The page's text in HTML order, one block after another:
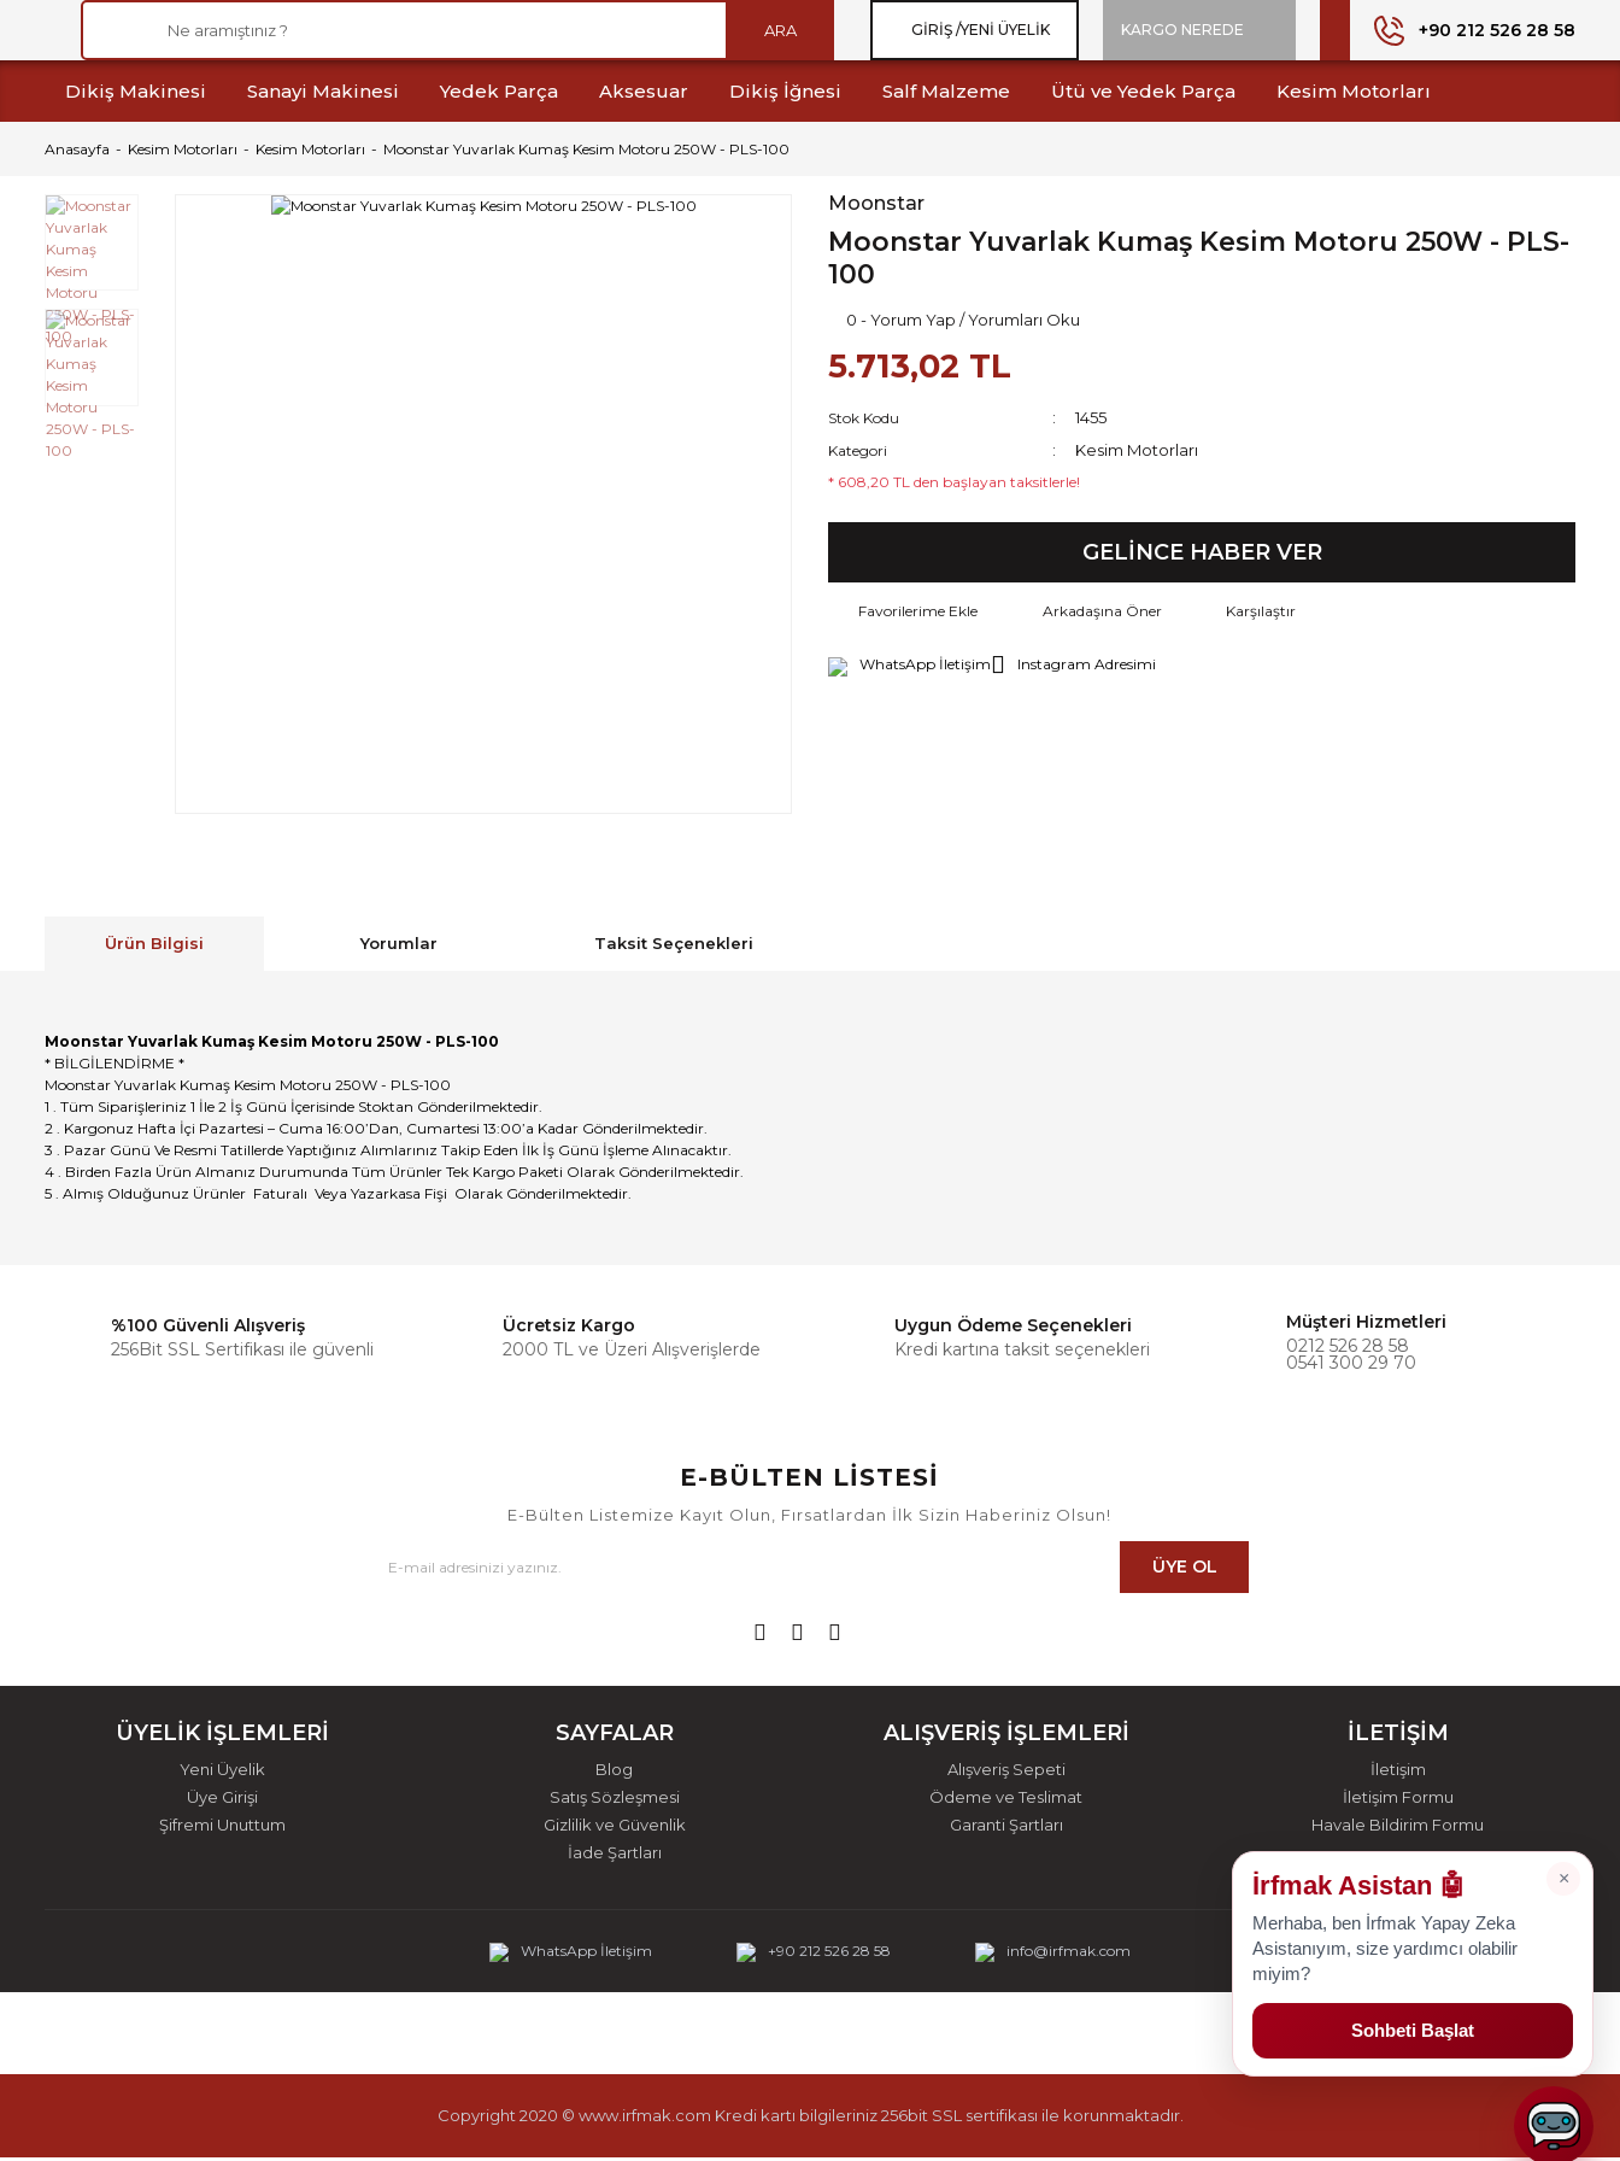
ARA GIRIŞ /YENI ÜYELIK KARGO NEREDE +90 212 526 28 58
Dikiş Makinesi Sanayi Makinesi Yedek Parça Aksesuar Dikiş İğnesi Salf Malzeme Ütü ve Yedek Parça Kesim Motorları
Anasayfa Kesim Motorları Kesim Motorları Moonstar Yuvarlak Kumaş Kesim Motoru 250W - PLS-100
Moonstar
Moonstar Yuvarlak Kumaş Kesim Motoru 250W - PLS-
100
0 - Yorum Yap / Yorumları Oku
5.713,02 TL
Stok Kodu 1455
Kategori Kesim Motorları
* 608,20 TL den başlayan taksitlerle!
GELİNCE HABER VER
Arkadaşına Öner Karşılaştır
WhatsApp İletişim Instagram Adresimi
Ürün Bilgisi Yorumlar Taksit Seçenekleri
Moonstar Yuvarlak Kumaş Kesim Motoru 250W - PLS-100
* BİLGİLENDİRME *
Moonstar Yuvarlak Kumaş Kesim Motoru 250W - PLS-100
1 . Tüm Siparişleriniz 1 İle 2 İş Günü İçerisinde Stoktan Gönderilmektedir.
2 . Kargonuz Hafta İçi Pazartesi – Cuma 16:00’Dan, Cumartesi 13:00’a Kadar Gönderilmektedir.
3 . Pazar Günü Ve Resmi Tatillerde Yaptığınız Alımlarınız Takip Eden İlk İş Günü İşleme Alınacaktır.
4 . Birden Fazla Ürün Almanız Durumunda Tüm Ürünler Tek Kargo Paketi Olarak Gönderilmektedir.
5 . Almış Olduğunuz Ürünler Faturalı Veya Yazarkasa Fişi Olarak Gönderilmektedir.
Bu ürüne ilk yorumu siz yapın!
%100 Güvenli Alışveriş
256Bit SSL Sertifikası ile güvenli
Ücretsiz Kargo
2000 TL ve Üzeri Alışverişlerde
Uygun Ödeme Seçenekleri
Kredi kartına taksit seçenekleri
Müşteri Hizmetleri
0212 526 28 58
0541 300 29 70
E-BÜLTEN LİSTESİ
E-Bülten Listemize Kayıt Olun, Fırsatlardan İlk Sizin Haberiniz Olsun!
ÜYE OL
ÜYELİK İŞLEMLERİ
Yeni Üyelik
Üye Girişi
Şifremi Unuttum
SAYFALAR
Blog
Satış Sözleşmesi
Gizlilik ve Güvenlik
İade Şartları
ALIŞVERİŞ İŞLEMLERİ
Alışveriş Sepeti
Ödeme ve Teslimat
Garanti Şartları
İLETİŞİM
İletişim
İletişim Formu
Havale Bildirim Formu
WhatsApp İletişim +90 212 526 28 58 info@irfmak.com
Copyright 2020 © www.irfmak.com Kredi kartı bilgileriniz 256bit SSL sertifikası ile korunmaktadır.
×
İrfmak Asistan 🤖
Merhaba, ben İrfmak Yapay Zeka
Asistanıyım, size yardımcı olabilir
miyim?
Sohbeti Başlat